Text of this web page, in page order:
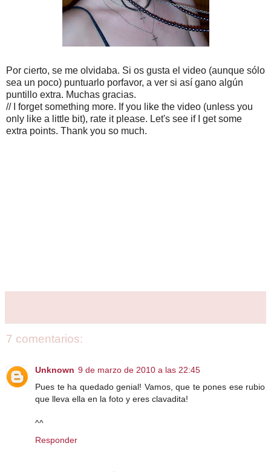
Por cierto, se me olvidaba. Si os gusta el video (aunque sólo
sea un poco) puntuarlo porfavor, a ver si así gano algún
puntillo extra. Muchas gracias.
// I forget something more. If you like the video (unless you
only like a little bit), rate it please. Let's see if I get some
extra points. Thank you so much.
7 comentarios:
Unknown 9 de marzo de 2010 a las 22:45
Pues te ha quedado genial! Vamos, que te pones ese rubio
que lleva ella en la foto y eres clavadita!
^^
Responder